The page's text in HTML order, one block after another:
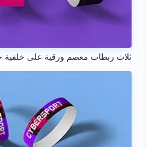
ثلاث ربطات معصم ورقية على خلفية